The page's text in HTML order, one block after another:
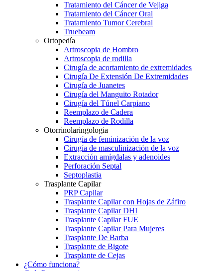
Tratamiento del Cáncer de Vejiga
Tratamiento del Cáncer Oral
Tratamiento Tumor Cerebral
Truebeam
Ortopedía
Artroscopia de Hombro
Artroscopia de rodilla
Cirugía de acortamiento de extremidades
Cirugía De Extensión De Extremidades
Cirugía de Juanetes
Cirugía del Manguito Rotador
Cirugía del Túnel Carpiano
Reemplazo de Cadera
Reemplazo de Rodilla
Otorrinolaringologia
Cirugía de feminización de la voz
Cirugía de masculinización de la voz
Extracción amígdalas y adenoides
Perforación Septal
Septoplastia
Trasplante Capilar
PRP Capilar
Trasplante Capilar con Hojas de Záfiro
Trasplante Capilar DHI
Trasplante Capilar FUE
Trasplante Capilar Para Mujeres
Trasplante De Barba
Trasplante de Bigote
Trasplante de Cejas
¿Cómo funciona?